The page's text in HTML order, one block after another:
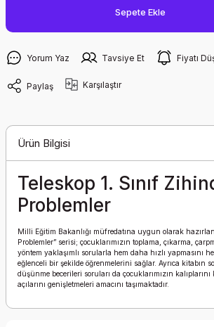
Sepete Ekle
Yorum Yaz Tavsiye Et Fiyatı
Paylaş Karşılaştır
Ürün Bilgisi
Teleskop 1. Sınıf
Problemler
Milli Eğitim Bakanlığı müfredatına uygun olarak
Problemler” serisi; çocuklarımızın toplama, çıkarma,
yöntem yaklaşımlı sorularla hem daha hızlı yapmasını
eğlenceli bir şekilde öğrenmelerini sağlar. Ayrıca kitabın
düşünme becerileri soruları da çocuklarımızın kalıplarını
açılarını genişletmeleri amacını taşımaktadır.